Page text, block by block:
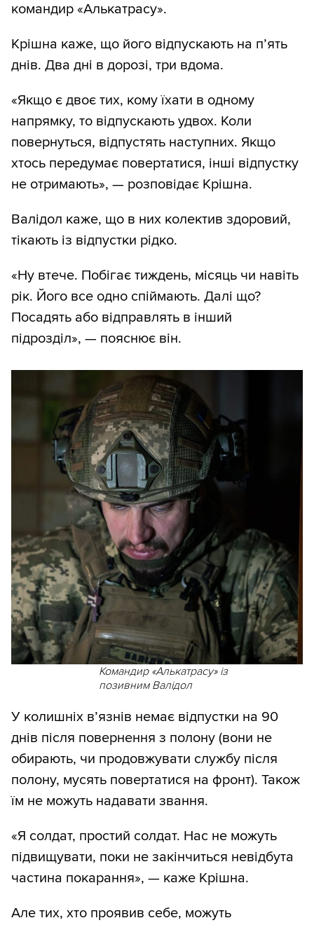
командир «Алькатрасу».
Крішна каже, що його відпускають на п’ять
днів. Два дні в дорозі, три вдома.
«Якщо є двоє тих, кому їхати в одному
напрямку, то відпускають удвох. Коли
повернуться, відпустять наступних. Якщо
хтось передумає повертатися, інші відпустку
не отримають», — розповідає Крішна.
Валідол каже, що в них колектив здоровий,
тікають із відпустки рідко.
«Ну втече. Побігає тиждень, місяць чи навіть
рік. Його все одно спіймають. Далі що?
Посадять або відправлять в інший
підрозділ», — пояснює він.
Командир «Алькатрасу» із
позивним Валідол
У колишніх в’язнів немає відпустки на 90
днів після повернення з полону (вони не
обирають, чи продовжувати службу після
полону, мусять повертатися на фронт). Також
їм не можуть надавати звання.
«Я солдат, простий солдат. Нас не можуть
підвищувати, поки не закінчиться невідбута
частина покарання», — каже Крішна.
Але тих, хто проявив себе, можуть